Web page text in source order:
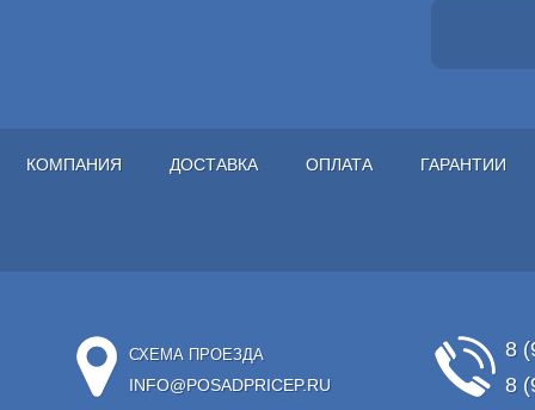
КОМПАНИЯ ДОСТАВКА ОПЛАТА ГАРАНТИИ
СХЕМА ПРОЕЗДА
INFO@POSADPRICEP.RU
8
8